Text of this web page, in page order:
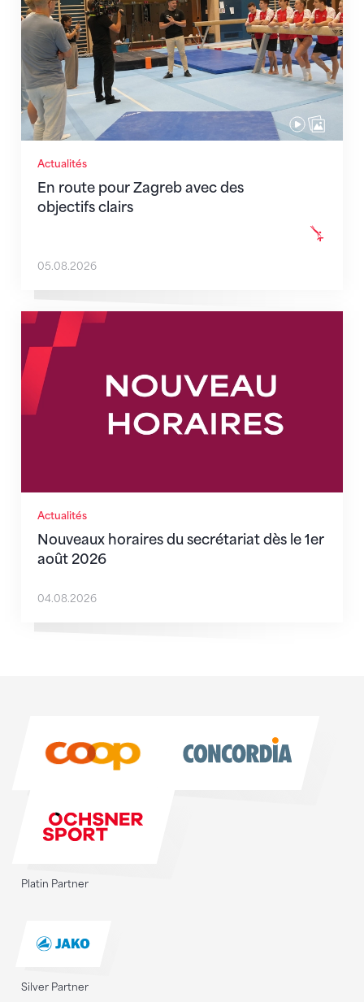
Actualités
En route pour Zagreb avec des
objectifs clairs
05.08.2026
Actualités
Nouveaux horaires du secrétariat dès le 1er
août 2026
Nouveaux horaires du secrétariat dès le 1er août
04.08.2026
Platin Partner
Silver Partner